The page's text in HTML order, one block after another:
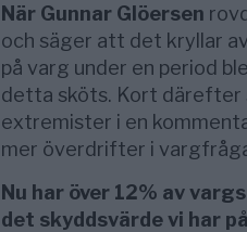
När Gunnar Glöersen
och säger att det kryllar
på varg under en period
detta sköts. Kort därefter
extremister i en
mer överdrifter i
Nu har över 12% av
det skyddsvärde vi har